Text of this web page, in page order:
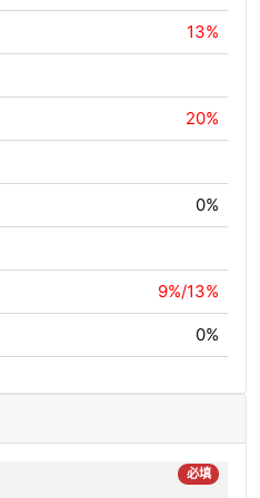
13%
20%
0%
9%/13%
0%
必填